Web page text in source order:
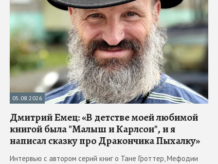
05.08.2026
Дмитрий Емец: «В детстве моей любимой
книгой была "Малыш и Карлсон", и я
написал сказку про Дракончика Пыхалку»
Интервью с автором серий книг о Тане Гроттер, Мефодии